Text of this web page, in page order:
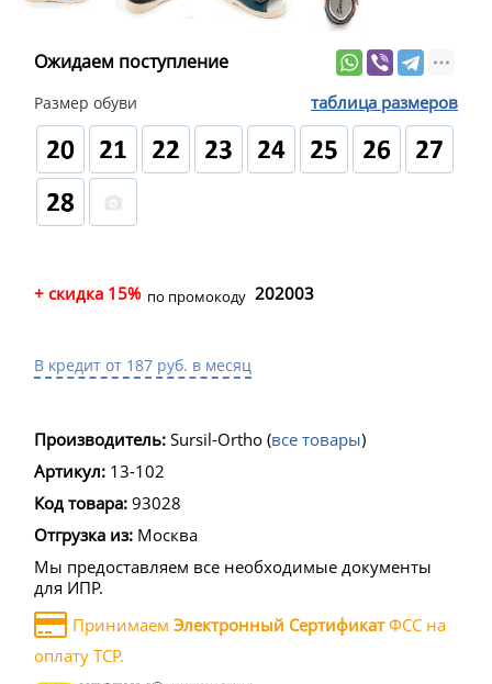
Ожидаем поступление
Размер обуви таблица размеров
+ скидка 15% по промокоду 202003
В кредит от 187 руб. в месяц
Производитель: Sursil-Ortho (все товары)
Артикул: 13-102
Код товара: 93028
Отгрузка из: Москва
Мы предоставляем все необходимые документы
для ИПР.
Принимаем Электронный СертификатФСС на
оплату ТСР.